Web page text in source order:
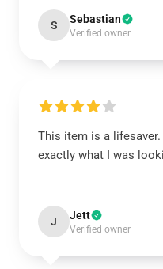
S Sebastian
Verified owner
This item is a lifesaver.
exactly what I was
J Jett
Verified owner